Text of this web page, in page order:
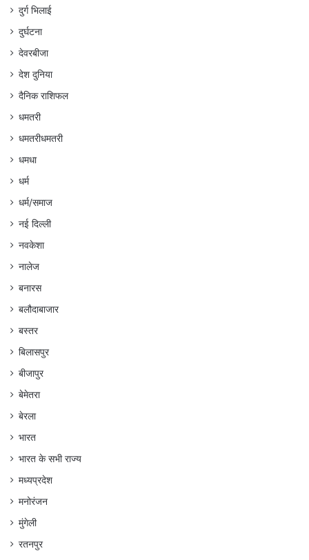
दुर्ग भिलाई
दुर्घटना
देवरबीजा
देश दुनिया
दैनिक राशिफल
धमतरी
धमतरीधमतरी
धमधा
धर्म
धर्म/समाज
नई दिल्ली
नवकेशा
नालेज
बनारस
बलौदाबाजार
बस्तर
बिलासपुर
बीजापुर
बेमेतरा
बेरला
भारत
भारत के सभी राज्य
मध्यप्रदेश
मनोरंजन
मुंगेली
रतनपुर